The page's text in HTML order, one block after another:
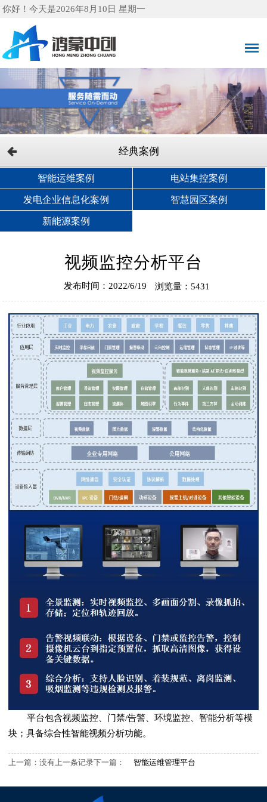
你好！今天是2026年8月10日 星期一
经典案例
智能运维案例 电站集控案例
发电企业信息化案例 智慧园区案例
新能源案例
视频监控分析平台
发布时间：2022/6/19 浏览量：5431
平台包含视频监控、门禁/告警、环境监控、智能分析等模
块；具备综合性智能视频分析功能。
上一篇：没有上一条记录下一篇： 智能运维管理平台